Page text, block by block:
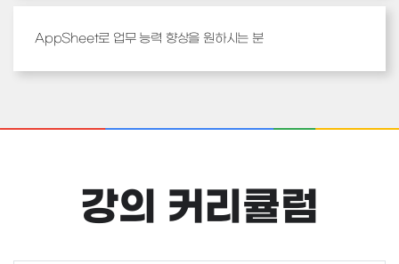
AppSheet로 업무 능력 향상을 원하시는 분
강의 커리큘럼